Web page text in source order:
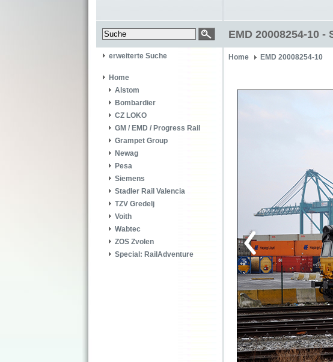
EMD 20008254-10 -
erweiterte Suche
Home
Alstom
Bombardier
CZ LOKO
GM / EMD / Progress Rail
Grampet Group
Newag
Pesa
Siemens
Stadler Rail Valencia
TZV Gredelj
Voith
Wabtec
ZOS Zvolen
Special: RailAdventure
Home EMD 20008254-10